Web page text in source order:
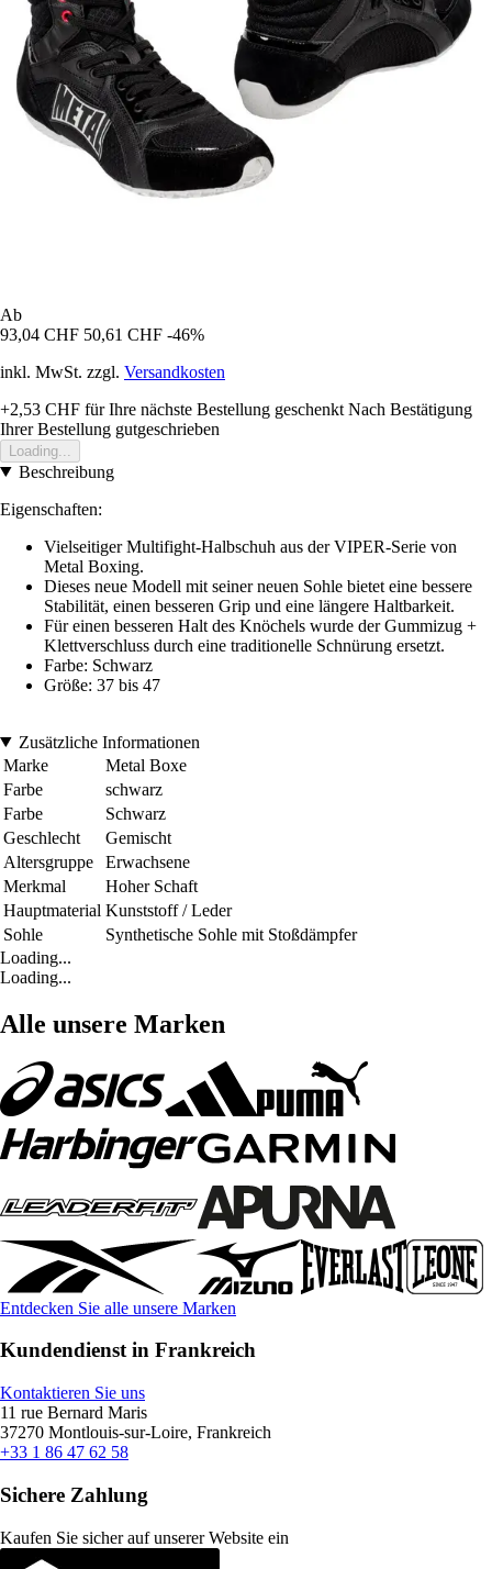
Ab
93,04 CHF 50,61 CHF -46%
inkl. MwSt. zzgl. Versandkosten
+2,53 CHF für Ihre nächste Bestellung geschenkt Nach Bestätigung
Ihrer Bestellung gutgeschrieben
Loading...
Beschreibung
Eigenschaften:
Vielseitiger Multifight-Halbschuh aus der VIPER-Serie von
Metal Boxing.
Dieses neue Modell mit seiner neuen Sohle bietet eine bessere
Stabilität, einen besseren Grip und eine längere Haltbarkeit.
Für einen besseren Halt des Knöchels wurde der Gummizug +
Klettverschluss durch eine traditionelle Schnürung ersetzt.
Farbe: Schwarz
Größe: 37 bis 47
Zusätzliche Informationen
Marke
Metal Boxe
Farbe
schwarz
Farbe
Schwarz
Geschlecht
Gemischt
Altersgruppe
Erwachsene
Merkmal
Hoher Schaft
Hauptmaterial Kunststoff / Leder
Sohle
Synthetische Sohle mit Stoßdämpfer
Loading...
Loading...
Alle unsere Marken
Entdecken Sie alle unsere Marken
Kundendienst in Frankreich
Kontaktieren Sie uns
11 rue Bernard Maris
37270 Montlouis-sur-Loire, Frankreich
+33 1 86 47 62 58
Sichere Zahlung
Kaufen Sie sicher auf unserer Website ein